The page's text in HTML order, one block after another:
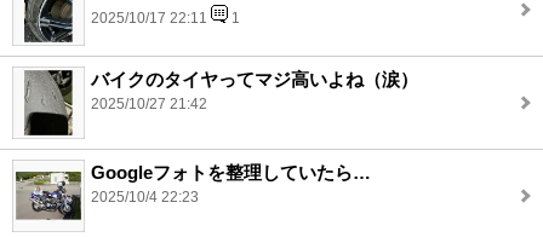
2025/10/17 22:11 1
バイクのタイヤってマジ高いよね（涙）
2025/10/27 21:42
Googleフォトを整理していたら…
2025/10/4 22:23